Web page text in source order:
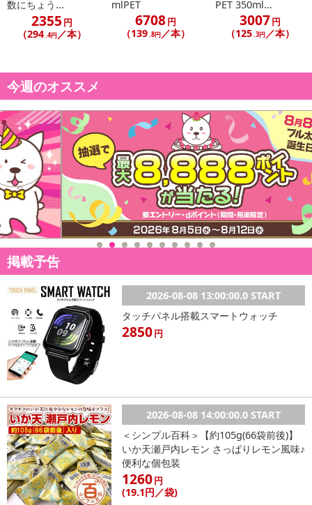
数にちょう...
2355 円
（294.4円／本）
mlPET
6708円
（139.8円／本）
PET 350ml...
3007円
（125.3円／本）
今週のオススメ
掲載予告
2026-08-08 13:00:00.0 START
タッチパネル搭載スマートウォッチ
2850円
2026-08-08 14:00:00.0 START
＜シンプル百科＞【約105g(66袋前後)】
いか天瀬戸内レモン さっぱりレモン風味♪
便利な個包装
1260円
(19.1円 ／袋)